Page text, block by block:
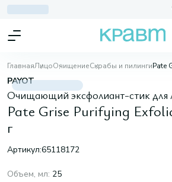
ГлавнаяЛицоОчищениеСкрабы и пилинги
PAYOT
Очищающий эксфолиант-стик для
Pate Grise Purifying
г
Артикул:65118172
Объем, мл: 25